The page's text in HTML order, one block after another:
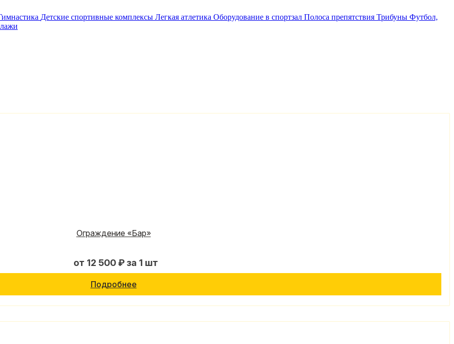
Детские спортивные комплексы Легкая атлетика Оборудование в спортзал Полоса препятствия Трибуны Футбол,
Ограждение «Бар»
от 12 500 ₽ за 1 шт
Подробнее